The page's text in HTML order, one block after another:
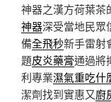
神器之漢方荷葉茶
神器深受當地民眾
備全飛秒新手雷射
題皮炎藥膏通過將
利專業濕氣重吃什
潔劑找到實惠又廚